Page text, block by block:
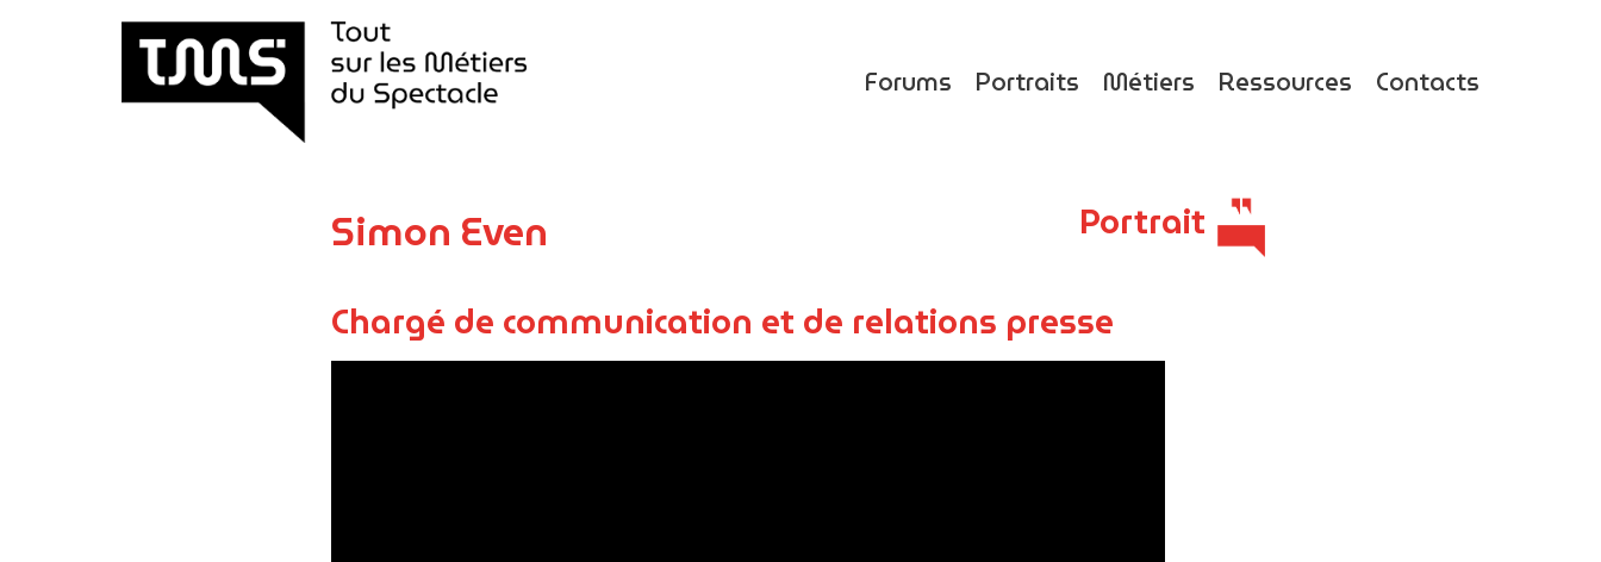
Forums Portraits Métiers Ressources Contacts
Simon Even
Chargé de communication et de relations presse
Portrait